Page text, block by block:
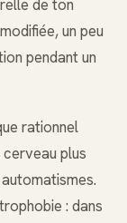
de ton
un peu
pendant un
rationnel
cerveau plus
: dans